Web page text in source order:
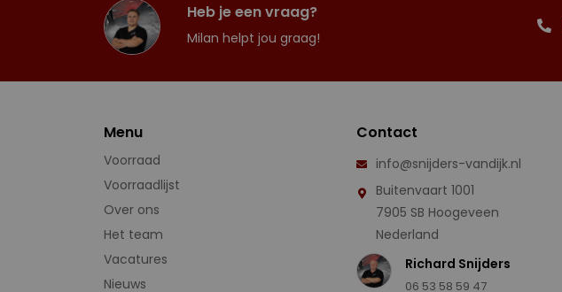
Heb je een vraag?
Milan helpt jou graag!
Menu
Voorraad
Voorraadlijst
Over ons
Het team
Vacatures
Nieuws
Contact
info@snijders-vandijk.nl
Buitenvaart 1001
7905 SB Hoogeveen
Nederland
Richard Snijders
06 53 58 59 47